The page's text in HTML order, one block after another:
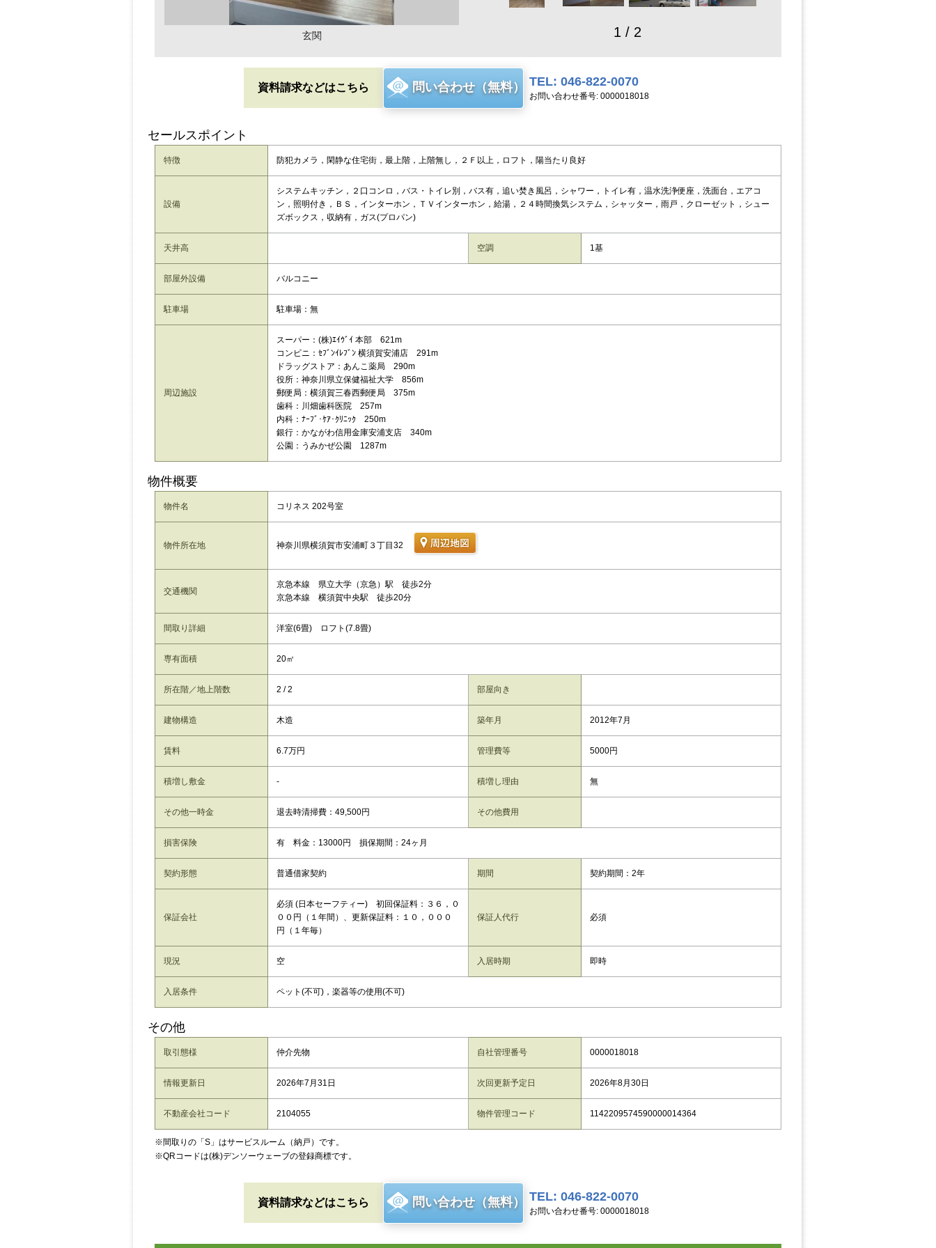
玄関 1 / 2
資料請求などはこちら 問い合わせ（無料） TEL: 046-822-0070
お問い合わせ番号: 0000018018
セールスポイント
特徴 防犯カメラ，閑静な住宅街，最上階，上階無し，２Ｆ以上，ロフト，陽当たり良好
設備
システムキッチン，２口コンロ，バス・トイレ別，バス有，追い焚き風呂，シャワー，トイレ有，温水洗浄便座，洗面台，エアコ
ン，照明付き，ＢＳ，インターホン，ＴＶインターホン，給湯，２４時間換気システム，シャッター，雨戸，クローゼット，シュー
ズボックス，収納有，ガス(プロパン)
天井高 空調 1基
部屋外設備 バルコニー
駐車場 駐車場：無
周辺施設
スーパー：(株)ｴｲｳﾞｲ 本部 621m
コンビニ：ｾﾌﾞﾝｲﾚﾌﾞﾝ 横須賀安浦店 291m
ドラッグストア：あんこ薬局 290m
役所：神奈川県立保健福祉大学 856m
郵便局：横須賀三春西郵便局 375m
歯科：川畑歯科医院 257m
内科：ﾅｰﾌﾞ･ｹｱ･ｸﾘﾆｯｸ 250m
銀行：かながわ信用金庫安浦支店 340m
公園：うみかぜ公園 1287m
物件概要
物件名 コリネス 202号室
物件所在地 神奈川県横須賀市安浦町３丁目32
交通機関
京急本線 県立大学（京急）駅 徒歩2分
京急本線 横須賀中央駅 徒歩20分
間取り詳細 洋室(6畳) ロフト(7.8畳)
専有面積 20㎡
所在階／地上階数 2 / 2 部屋向き
建物構造 木造 築年月 2012年7月
賃料 6.7万円 管理費等 5000円
積増し敷金 - 積増し理由 無
その他一時金 退去時清掃費：49,500円 その他費用
損害保険 有 料金：13000円 損保期間：24ヶ月
契約形態 普通借家契約 期間 契約期間：2年
保証会社
必須 (日本セーフティー) 初回保証料：３６，０
００円（１年間）、更新保証料：１０，０００
円（１年毎）
保証人代行 必須
現況 空 入居時期 即時
入居条件 ペット(不可)，楽器等の使用(不可)
その他
取引態様 仲介先物 自社管理番号 0000018018
情報更新日 2026年7月31日 次回更新予定日 2026年8月30日
不動産会社コード 2104055 物件管理コード 1142209574590000014364
※間取りの「S」はサービスルーム（納戸）です。
※QRコードは(株)デンソーウェーブの登録商標です。
資料請求などはこちら 問い合わせ（無料） TEL: 046-822-0070
お問い合わせ番号: 0000018018